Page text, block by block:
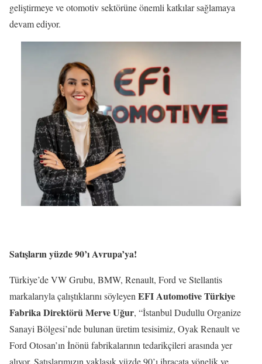
geliştirmeye ve otomotiv sektörüne önemli katkılar sağlamaya
devam ediyor.
Satışların yüzde 90’ı Avrupa’ya!
Türkiye’de VW Grubu, BMW, Renault, Ford ve Stellantis
markalarıyla çalıştıklarını söyleyenEFI Automotive Türkiye
Fabrika Direktörü Merve Uğur, “İstanbul Dudullu Organize
Sanayi Bölgesi’nde bulunan üretim tesisimiz, Oyak Renault ve
Ford Otosan’ın İnönü fabrikalarının tedarikçileri arasında yer